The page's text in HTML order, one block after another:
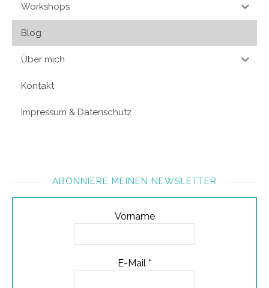
Workshops
Blog
Über mich
Kontakt
Impressum & Datenschutz
ABONNIERE MEINEN NEWSLETTER
Vorname
E-Mail *